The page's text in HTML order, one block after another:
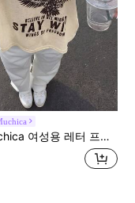
레터 프린트 오프숄더 캐주얼 다용도 데일리웨어 반팔 티셔츠